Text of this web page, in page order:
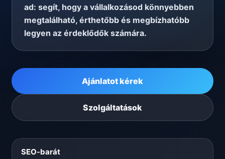
ad: segít, hogy a vállalkozásod könnyebben
megtalálható, érthetőbb és megbízhatóbb
legyen az érdeklődők számára.
Ajánlatot kérek
Szolgáltatások
SEO-barát